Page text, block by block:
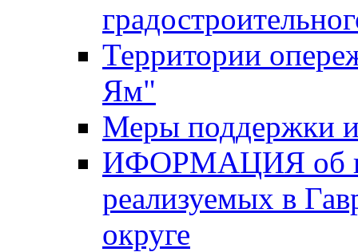
Территории
Ям"
Меры поддержки
ИФОРМАЦИЯ об
реализуемых в
округе